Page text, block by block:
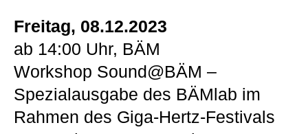
Freitag, 08.12.2023
ab 14:00 Uhr, BÄM
Workshop Sound@BÄM –
Spezialausgabe des BÄMlab im
Rahmen des Giga-Hertz-Festivals